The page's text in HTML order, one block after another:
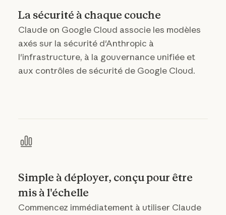
La sécurité à chaque couche
Claude on Google Cloud associe les modèles
axés sur la sécurité d'Anthropic à
l'infrastructure, à la gouvernance unifiée et
aux contrôles de sécurité de Google Cloud.
Simple à déployer, conçu pour être
mis à l'échelle
Commencez immédiatement à utiliser Claude